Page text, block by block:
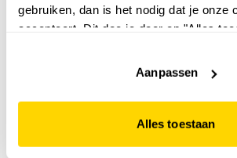
gebruiken, dan is het nodig dat je onze
accepteert. Dit doe je door op "Alles
website niet optimaal functioneert.
Aanpassen
Alles toestaan